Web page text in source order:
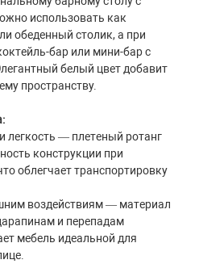
использовать как
обеденный столик, а при
бар или мини-бар с
белый цвет добавит
пространству.
легкость — плетеный ротанг
конструкции при
облегчает транспортировку
воздействиям — материал
и перепадам
мебель идеальной для